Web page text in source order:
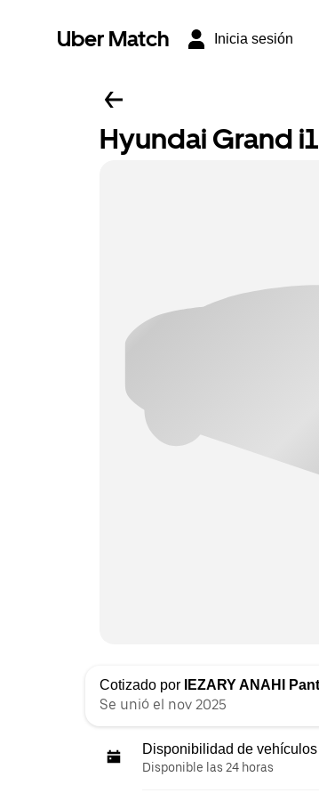
Uber Match Inicia sesión
Hyundai Grand
Cotizado por IEZARY ANAHI
Se unió el nov 2025
Disponibilidad de vehículos
Disponible las 24 horas